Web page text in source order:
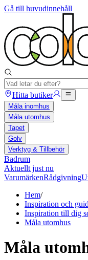
Gå till huvudinnehåll
Hitta butiker
Måla inomhus
Måla utomhus
Tapet
Golv
Verktyg & Tillbehör
Badrum
Aktuellt just nu
VarumärkenRådgivning
Hem/
Inspiration och
Inspiration till dig
Måla utomhus
Måla